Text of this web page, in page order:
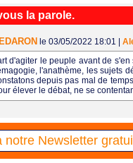
la parole.
le 03/05/2022 18:01
d'agiter le peuple avant de
l'anathème, les sujets
depuis pas mal de
élever le débat, ne se